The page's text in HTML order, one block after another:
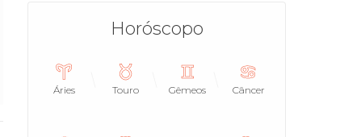
Horóscopo
Áries Touro Gêmeos Câncer